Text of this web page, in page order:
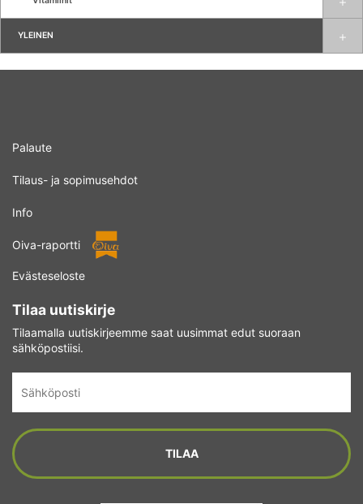
YLEINEN
Palaute
Tilaus- ja sopimusehdot
Info
Oiva-raportti
Evästeseloste
Tilaa uutiskirje
Tilaamalla uutiskirjeemme saat uusimmat edut suoraan
sähköpostiisi.